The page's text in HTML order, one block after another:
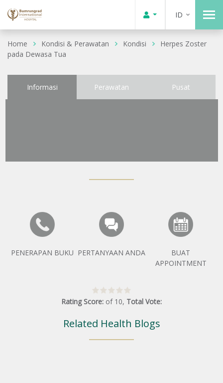
ID
Home Kondisi & Perawatan Kondisi
Herpes Zoster
pada Dewasa Tua
Informasi Perawatan Pusat
PENERAPAN BUKU PERTANYAAN ANDA
BUAT
APPOINTMENT
Rating Score: of 10, Total Vote:
Related Health Blogs